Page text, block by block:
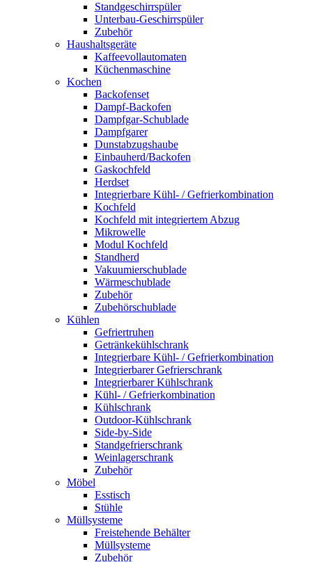
Standgeschirrspüler
Unterbau-Geschirrspüler
Zubehör
Haushaltsgeräte
Kaffeevollautomaten
Küchenmaschine
Kochen
Backofenset
Dampf-Backofen
Dampfgar-Schublade
Dampfgarer
Dunstabzugshaube
Einbauherd/Backofen
Gaskochfeld
Herdset
Integrierbare Kühl- / Gefrierkombination
Kochfeld
Kochfeld mit integriertem Abzug
Mikrowelle
Modul Kochfeld
Standherd
Vakuumierschublade
Wärmeschublade
Zubehör
Zubehörschublade
Kühlen
Gefriertruhen
Getränkekühlschrank
Integrierbare Kühl- / Gefrierkombination
Integrierbarer Gefrierschrank
Integrierbarer Kühlschrank
Kühl- / Gefrierkombination
Kühlschrank
Outdoor-Kühlschrank
Side-by-Side
Standgefrierschrank
Weinlagerschrank
Zubehör
Möbel
Esstisch
Stühle
Müllsysteme
Freistehende Behälter
Müllsysteme
Zubehör